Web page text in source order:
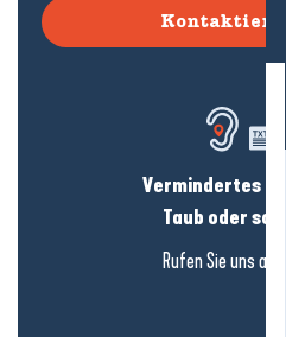
Vermindertes
Taub oder
Rufen Sie uns an in